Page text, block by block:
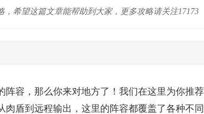
希望这篇文章能帮助到大家，更多攻略请关注17173
容，那么你来对地方了！我们在这里为你推
盾到远程输出，这里的阵容都覆盖了各种不